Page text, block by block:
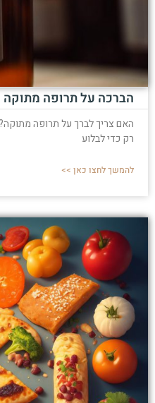
הברכה על תרופה מתוקה
האם צריך לברך על תרופה
רק כדי לבלוע
להמשך לחצו כאן >>